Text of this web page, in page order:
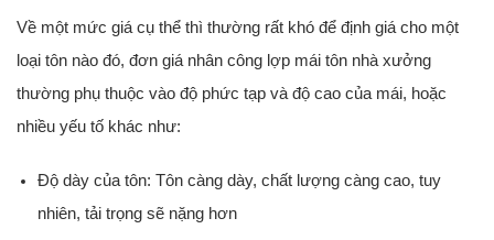
Về một mức giá cụ thể thì thường rất khó để định giá cho một
loại tôn nào đó, đơn giá nhân công lợp mái tôn nhà xưởng
thường phụ thuộc vào độ phức tạp và độ cao của mái, hoặc
nhiều yếu tố khác như:
Độ dày của tôn: Tôn càng dày, chất lượng càng cao, tuy
nhiên, tải trọng sẽ nặng hơn